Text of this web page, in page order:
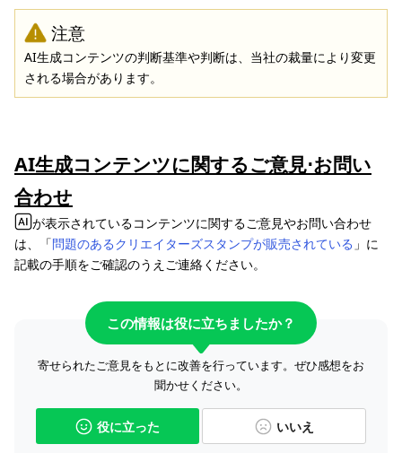
注意
AI生成コンテンツの判断基準や判断は、当社の裁量により変更
される場合があります。
AI生成コンテンツに関するご意見⋅お問い
合わせ
が表示されているコンテンツに関するご意見やお問い合わせ
は、「問題のあるクリエイターズスタンプが販売されている 」に
記載の手順をご確認のうえご連絡ください。
この情報は役に立ちましたか？
寄せられたご意見をもとに改善を行っています。ぜひ感想をお
聞かせください。
役に立った いいえ